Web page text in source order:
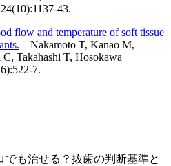
43.
flow and temperature of soft tissue
Nakamoto T, Kanao M,
Takahashi T, Hosokawa
7.
でも治せる？抜歯の判断基準と